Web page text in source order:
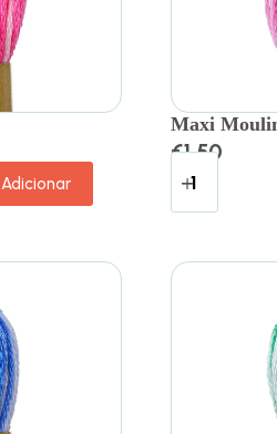
Adicionar
Maxi
€1.50